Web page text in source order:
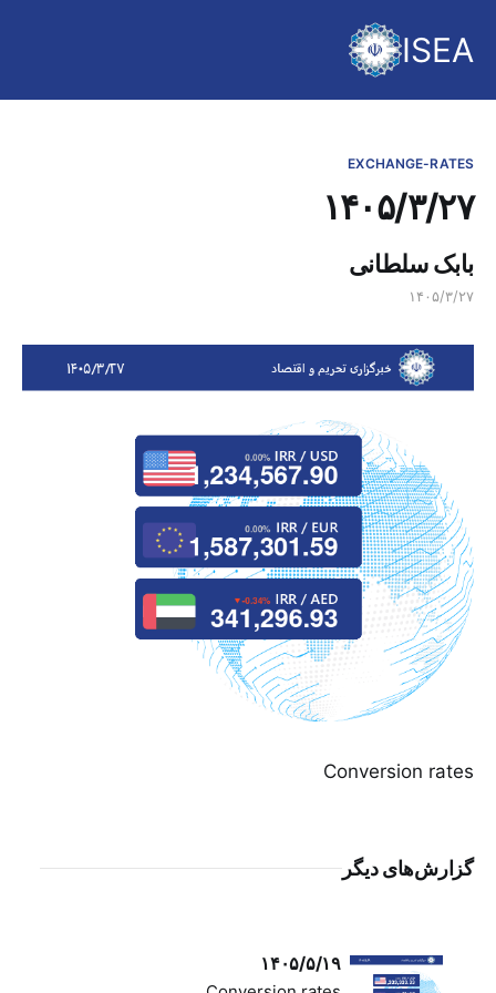
ISEA
EXCHANGE-RATES
۱۴۰۵/۳/۲۷
بابک سلطانی
۱۴۰۵/۳/۲۷
Conversion rates
گزارش‌های دیگر
۱۴۰۵/۵/۱۹